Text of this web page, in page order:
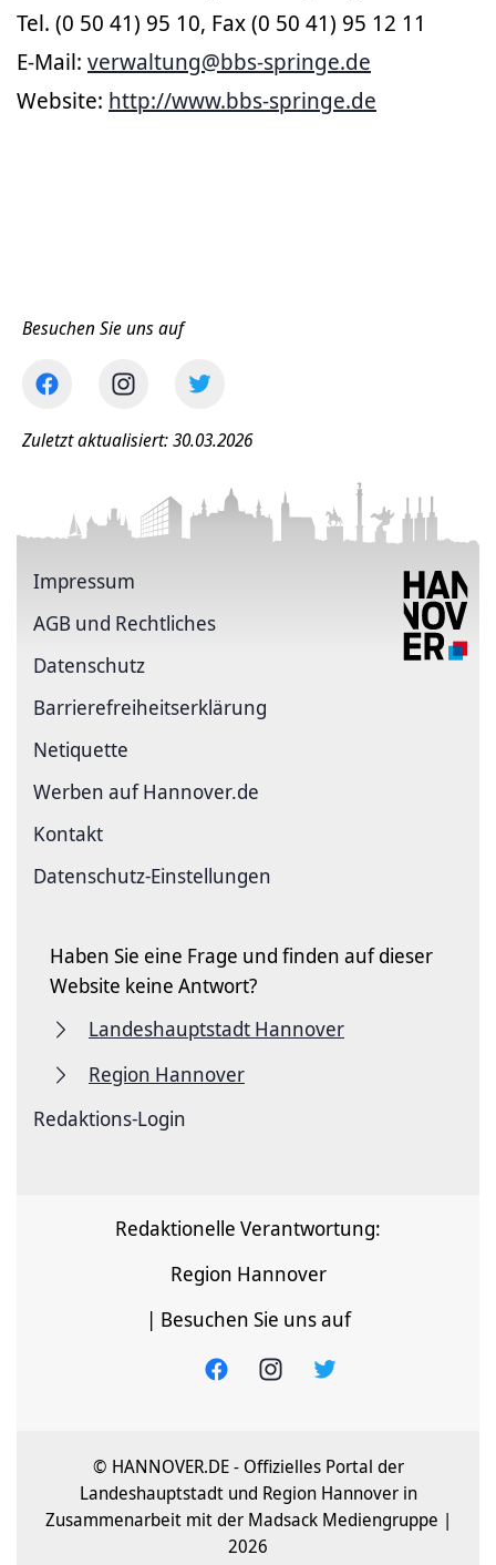
Tel. (0 50 41) 95 10, Fax (0 50 41) 95 12 11
E-Mail: verwaltung@bbs-springe.de
Website: http://www.bbs-springe.de
Besuchen Sie uns auf
Zuletzt aktualisiert: 30.03.2026
Impressum
AGB und Rechtliches
Datenschutz
Barriere­freiheits­erklärung
Netiquette
Werben auf Hannover.de
Kontakt
Datenschutz-Einstellungen
Haben Sie eine Frage und finden auf dieser
Website keine Antwort?
Landeshauptstadt Hannover
Region Hannover
Redaktions-Login
Redaktionelle Verantwortung:
Region Hannover
| Besuchen Sie uns auf
© HANNOVER.DE - Offizielles Portal der
Landeshauptstadt und Region Hannover in
Zusammenarbeit mit der Madsack Mediengruppe |
2026